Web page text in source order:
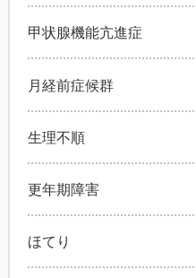
甲状腺機能亢進症
月経前症候群
生理不順
更年期障害
ほてり